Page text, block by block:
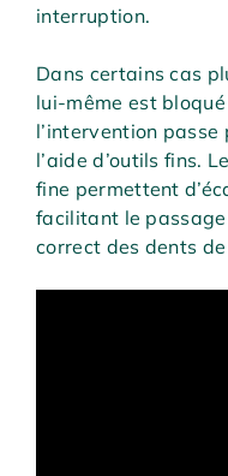
interruption.
Dans certains cas
lui-même est
l’intervention
l’aide d’outils fins.
fine permettent
facilitant le
correct des dents